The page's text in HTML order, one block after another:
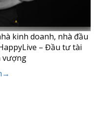
kinh doanh, nhà đầu
– Đầu tư tài
vượng